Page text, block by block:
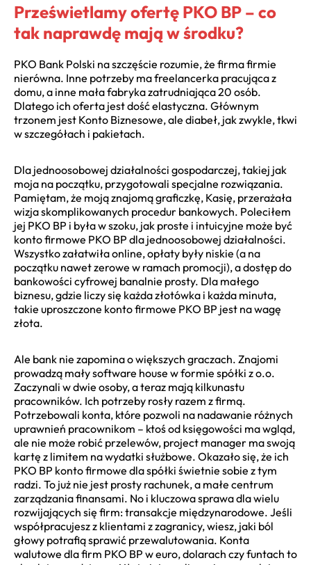
Prześwietlamy ofertę PKO BP – co
tak naprawdę mają w środku?
PKO Bank Polski na szczęście rozumie, że firma firmie
nierówna. Inne potrzeby ma freelancerka pracująca z
domu, a inne mała fabryka zatrudniająca 20 osób.
Dlatego ich oferta jest dość elastyczna. Głównym
trzonem jest Konto Biznesowe, ale diabeł, jak zwykle, tkwi
w szczegółach i pakietach.
Dla jednoosobowej działalności gospodarczej, takiej jak
moja na początku, przygotowali specjalne rozwiązania.
Pamiętam, że moją znajomą graficzkę, Kasię, przerażała
wizja skomplikowanych procedur bankowych. Poleciłem
jej PKO BP i była w szoku, jak proste i intuicyjne może być
konto firmowe PKO BP dla jednoosobowej działalności.
Wszystko załatwiła online, opłaty były niskie (a na
początku nawet zerowe w ramach promocji), a dostęp do
bankowości cyfrowej banalnie prosty. Dla małego
biznesu, gdzie liczy się każda złotówka i każda minuta,
takie uproszczone konto firmowe PKO BP jest na wagę
złota.
Ale bank nie zapomina o większych graczach. Znajomi
prowadzą mały software house w formie spółki z o.o.
Zaczynali w dwie osoby, a teraz mają kilkunastu
pracowników. Ich potrzeby rosły razem z firmą.
Potrzebowali konta, które pozwoli na nadawanie różnych
uprawnień pracownikom – ktoś od księgowości ma wgląd,
ale nie może robić przelewów, project manager ma swoją
kartę z limitem na wydatki służbowe. Okazało się, że ich
PKO BP konto firmowe dla spółki świetnie sobie z tym
radzi. To już nie jest prosty rachunek, a małe centrum
zarządzania finansami. No i kluczowa sprawa dla wielu
rozwijających się firm: transakcje międzynarodowe. Jeśli
współpracujesz z klientami z zagranicy, wiesz, jaki ból
głowy potrafią sprawić przewalutowania. Konta
walutowe dla firm PKO BP w euro, dolarach czy funtach to